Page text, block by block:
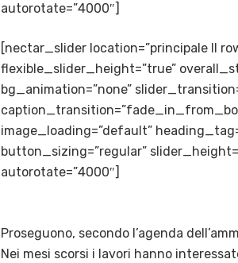
autorotate=”4000″]
[nectar_slider location=”principale II
flexible_slider_height=”true”
bg_animation=”none”
image_loading=”default”
button_sizing=”regular”
autorotate=”4000″]
Proseguono, secondo l’agenda
Nei mesi scorsi i lavori hanno